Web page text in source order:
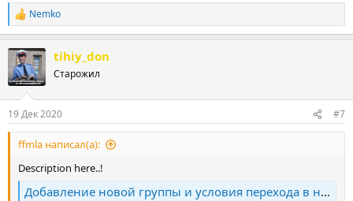
Р
е
к
ц
и
Nemko
tihiy_don
Старожил
19 Дек 2020 #7
ffmla написал(а):
Description here..!
Добавление новой группы и условия перехода в неё, или почему я не могу скачивать без ограничений